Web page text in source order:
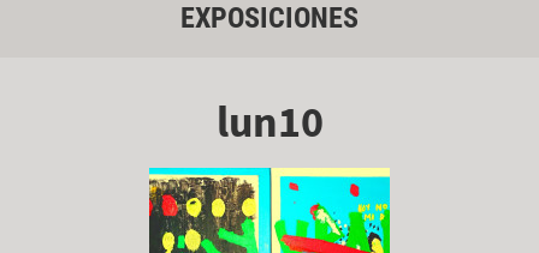
EXPOSICIONES
lun10